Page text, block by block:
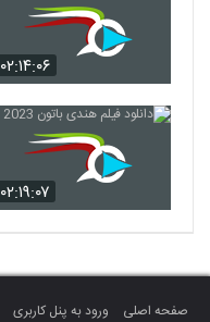
۰۲:۱۴:۰۶
۰۲:۱۹:۰۷
صفحه اصلی ورود به پنل کاربری